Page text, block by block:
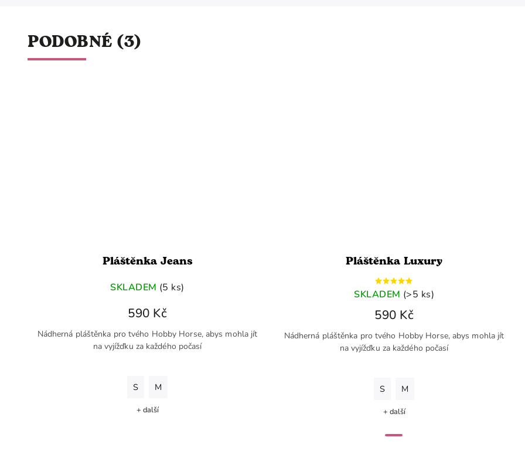
PODOBNÉ (3)
Pláštěnka Jeans
SKLADEM (5 ks)
590 Kč
Nádherná pláštěnka pro tvého Hobby Horse, abys mohla jít
na vyjížďku za každého počasí
S M
+ další
Pláštěnka Luxury
SKLADEM (>5 ks)
590 Kč
Nádherná pláštěnka pro tvého Hobby Horse, abys mohla jít
na vyjížďku za každého počasí
S M
+ další